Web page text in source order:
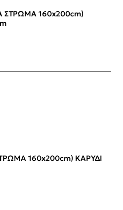
ΣΤΡΩΜΑ 160x200cm)
160x200cm) ΚΑΡΥΔΙ